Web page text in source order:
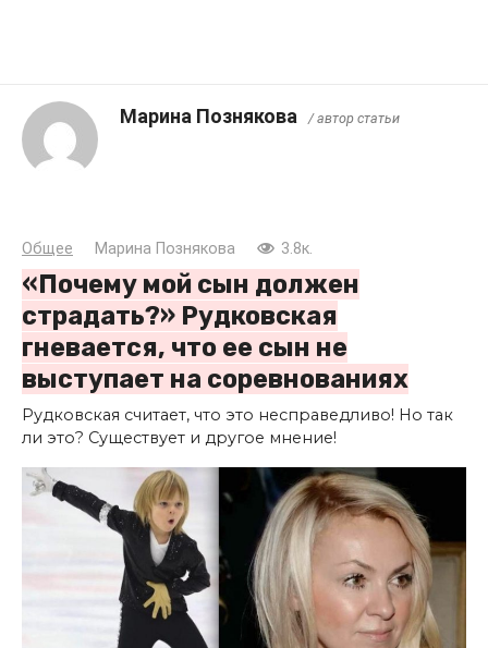
Марина Познякова / автор статьи
Общее Марина Познякова 3.8к.
«Почему мой сын должен
страдать?» Рудковская
гневается, что ее сын не
выступает на соревнованиях
Рудковская считает, что это несправедливо! Но так
ли это? Существует и другое мнение!